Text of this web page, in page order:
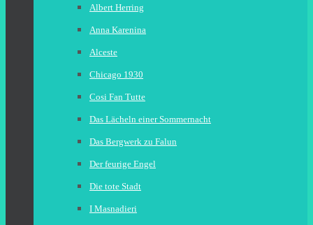
Albert Herring
Anna Karenina
Alceste
Chicago 1930
Cosi Fan Tutte
Das Lächeln einer Sommernacht
Das Bergwerk zu Falun
Der feurige Engel
Die tote Stadt
I Masnadieri